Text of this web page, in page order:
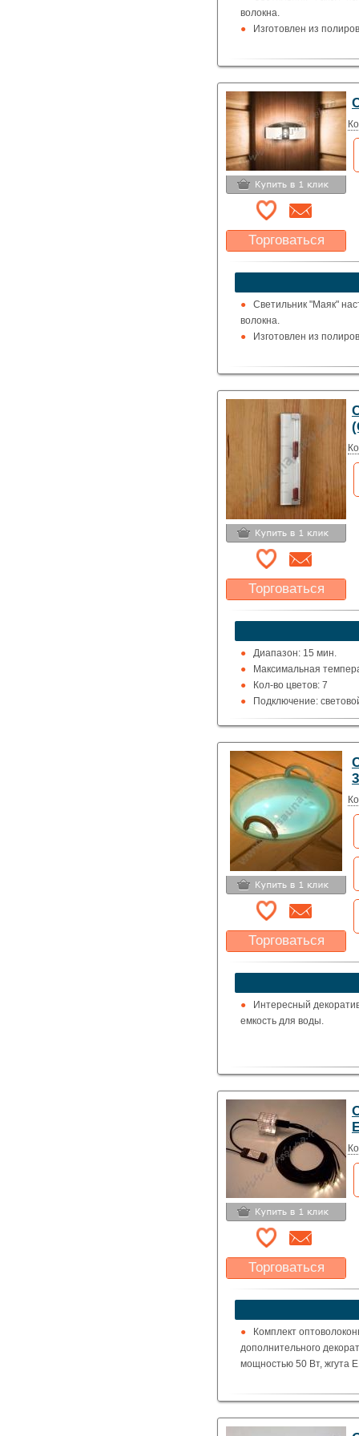
волокна.
Изготовлен из
Торговаться
Какая цена Вас
устроит?
Указать цену
Светильник "Маяк"
волокна.
Изготовлен из
Торговаться
Какая цена Вас
устроит?
Указать цену
Диапазон: 15 мин.
Максимальная
Кол-во цветов: 7
Подключение:
Торговаться
Какая цена Вас
устроит?
Указать цену
Интересный
емкость для воды.
Торговаться
Какая цена Вас
устроит?
Указать цену
Комплект
дополнительного
мощностью 50 Вт, жгута